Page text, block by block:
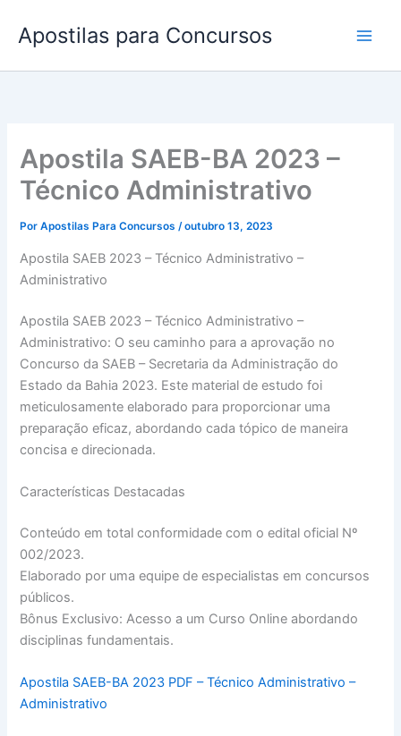
para
conteúdo
Apostilas para Concursos
Apostila SAEB-BA 2023 –
Técnico Administrativo
PorApostilas Para Concursos/outubro 13, 2023
Apostila SAEB 2023 – Técnico Administrativo –
Administrativo
Apostila SAEB 2023 – Técnico Administrativo –
Administrativo: O seu caminho para a aprovação no
Concurso da SAEB – Secretaria da Administração do
Estado da Bahia 2023. Este material de estudo foi
meticulosamente elaborado para proporcionar uma
preparação eficaz, abordando cada tópico de maneira
concisa e direcionada.
Características Destacadas
Conteúdo em total conformidade com o edital oficial Nº
002/2023.
Elaborado por uma equipe de especialistas em concursos
públicos.
Bônus Exclusivo: Acesso a um Curso Online abordando
disciplinas fundamentais.
Apostila SAEB-BA 2023 PDF – Técnico Administrativo –
Administrativo